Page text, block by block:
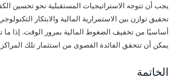
يجب أن تتوجه الاستراتيجيات المستقبلية نحو تحسين
تحقيق توازن بين الاستمرارية المالية والابتكار
أساسيًا من تخفيف الضغوط المالية بمرور الوقت. إذا
يمكن أن تتحقق الفائدة القصوى من استثمار تلك
الخاتمة